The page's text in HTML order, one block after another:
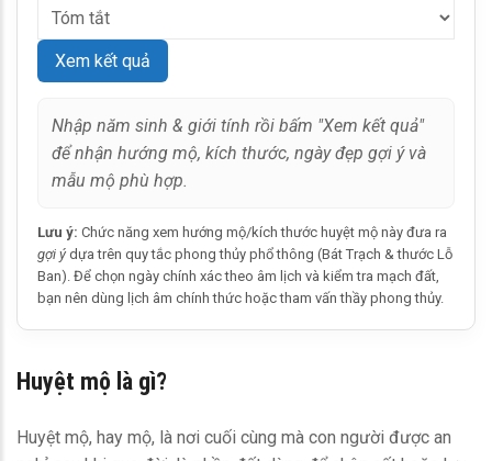
Xem kết quả
Nhập năm sinh & giới tính rồi bấm "Xem kết quả"
để nhận hướng mộ, kích thước, ngày đẹp gợi ý và
mẫu mộ phù hợp.
Lưu ý: Chức năng xem hướng mộ/kích thước huyệt mộ này đưa ra
gợi ýdựa trên quy tắc phong thủy phổ thông (Bát Trạch & thước Lỗ
Ban). Để chọn ngày chính xác theo âm lịch và kiểm tra mạch đất,
bạn nên dùng lịch âm chính thức hoặc tham vấn thầy phong thủy.
Huyệt mộ là gì?
Huyệt mộ, hay mộ, là nơi cuối cùng mà con người được an